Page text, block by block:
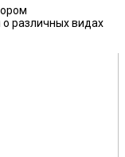
различных видах